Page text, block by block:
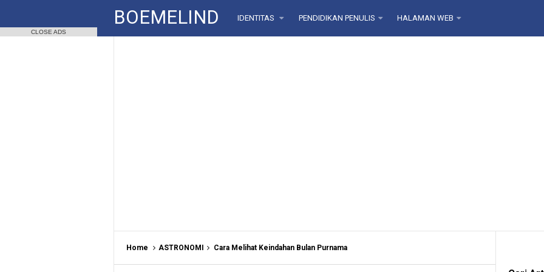
BOEMELIND IDENTITAS PENDIDIKAN PENULIS HALAMAN WEB
Home ASTRONOMI Cara Melihat Keindahan Bulan Purnama
CLOSE ADS